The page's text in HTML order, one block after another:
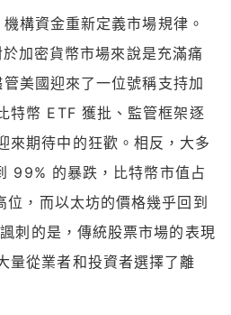
構資金重新定義市場規律。
加密貨幣市場來說是充滿痛
美國迎來了一位號稱支持加
特幣 ETF 獲批、監管框架逐
來期待中的狂歡。相反，大多
99% 的暴跌，比特幣市值占
，而以太坊的價格幾乎回到
刺的是，傳統股票市場的表現
量從業者和投資者選擇了離